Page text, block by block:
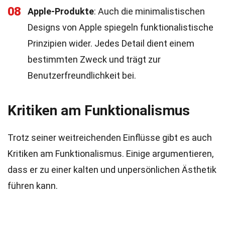
08 Apple-Produkte: Auch die minimalistischen
Designs von Apple spiegeln funktionalistische
Prinzipien wider. Jedes Detail dient einem
bestimmten Zweck und trägt zur
Benutzerfreundlichkeit bei.
Kritiken am Funktionalismus
Trotz seiner weitreichenden Einflüsse gibt es auch
Kritiken am Funktionalismus. Einige argumentieren,
dass er zu einer kalten und unpersönlichen Ästhetik
führen kann.